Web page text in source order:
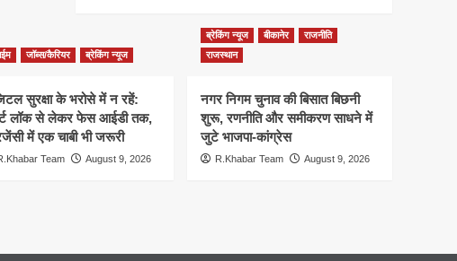
जॉब्स/कैरियर ब्रेकिंग न्यूज
सुरक्षा के भरोसे में न रहें:
लॉक से लेकर फेस आईडी तक,
में एक चाबी भी जरूरी
Team August 9, 2026
ब्रेकिंग न्यूज बीकानेर
राजनीति
राजस्थान
नगर निगम चुनाव की बिसात बिछनी
शुरू, रणनीति और समीकरण साधने में
जुटे भाजपा-कांग्रेस
R.Khabar Team August 9, 2026